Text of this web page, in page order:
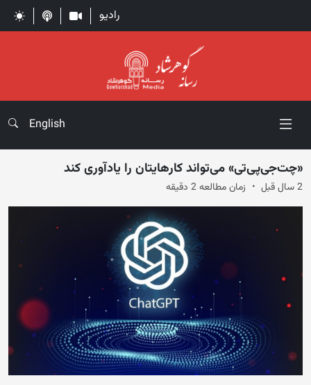
رادیو
English
«چت‌جی‌پی‌تی» می‌تواند کارهایتان را یادآوری کند
2 سال قبل زمان مطالعه 2 دقیقه